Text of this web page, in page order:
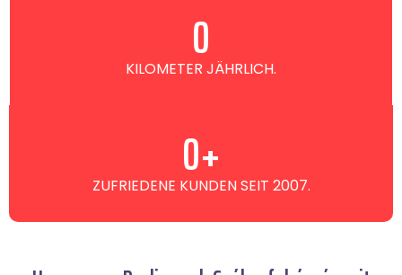
KILOMETER JÄHRLICH.
0
ZUFRIEDENE KUNDEN SEIT 2007.
0+